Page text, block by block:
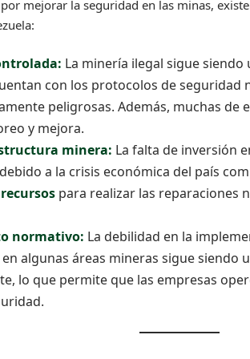
mejorar la seguridad en las minas,
La minería ilegal sigue
con los protocolos de seguridad
peligrosas. Además, muchas de
y mejora.
minera: La falta de inversión
a la crisis económica del país
para realizar las reparaciones
normativo: La debilidad en la
en algunas áreas mineras sigue siendo
lo que permite que las empresas